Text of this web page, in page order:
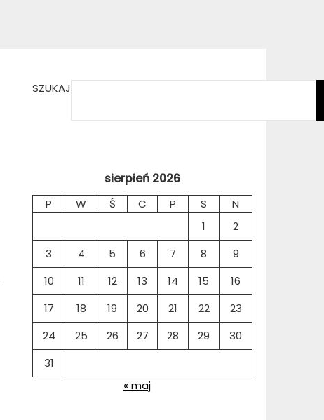
SZUKAJ
sierpień 2026
P W Ś C P S
N
1
2
3
4 5 6 7 8
9
10
11 12 13 14 15
16
17
18 19 20 21 22
23
24
25 26 27 28 29
30
31
« maj